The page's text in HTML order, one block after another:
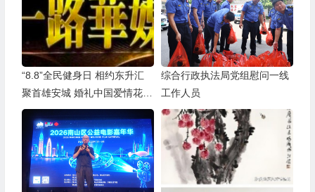
“8.8”全民健身日 相约东升汇
聚首雄安城 婚礼中国爱情花开
全球
综合行政执法局党组慰问一线
工作人员